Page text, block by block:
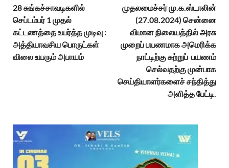
28 சுங்கச்சாவடிகளில்
செப்டம்பர் 1 முதல்
கட்டணத்தை உயர்த்த முடிவு :
அத்தியாவசிய பொருட்கள்
விலை உயரும் அபாயம்
முதலமைச்சர் மு.க.ஸ்டாலின்
(27.08.2024) சென்னை
விமான நிலையத்தில் அரசு
முறைப் பயணமாக அமெரிக்க
நாட்டிற்கு சுற்றுப் பயணம்
செல்வதற்கு முன்பாக
செய்தியாளர்களைச் சந்தித்து
அளித்த பேட்டி.